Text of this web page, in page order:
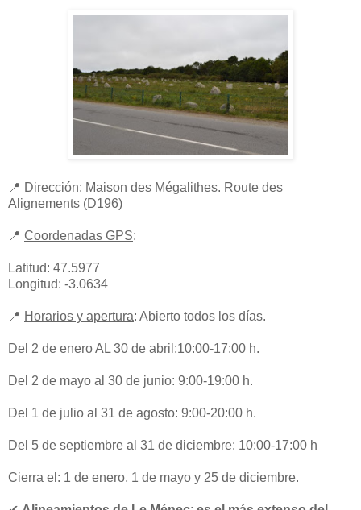
📍 Dirección: Maison des Mégalithes. Route des
Alignements (D196)
📍 Coordenadas GPS:
Latitud: 47.5977
Longitud: -3.0634
📍 Horarios y apertura: Abierto todos los días.
Del 2 de enero AL 30 de abril:10:00-17:00 h.
Del 2 de mayo al 30 de junio: 9:00-19:00 h.
Del 1 de julio al 31 de agosto: 9:00-20:00 h.
Del 5 de septiembre al 31 de diciembre: 10:00-17:00 h
Cierra el: 1 de enero, 1 de mayo y 25 de diciembre.